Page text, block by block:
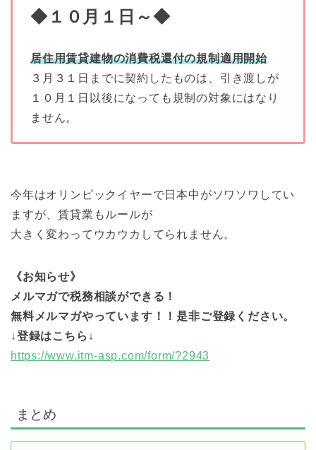
◆１０月１日～◆
居住用賃貸建物の消費税還付の規制適用開始
３月３１日までに契約したものは、引き渡しが
１０月１日以後になっても規制の対象にはなり
ません。
今年はオリンピックイヤーで日本中がソワソワしてい
ますが、賃貸業もルールが
大きく変わってウカウカしてられません。
《お知らせ》
メルマガで税務相談ができる！
無料メルマガやっています！！是非ご登録ください。
↓登録はこちら↓
https://www.itm-asp.com/form/?2943
まとめ